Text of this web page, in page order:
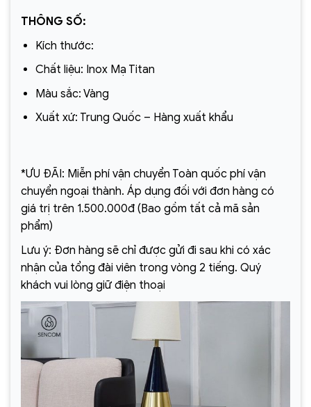
THÔNG SỐ:
Kích thước:
Chất liệu: Inox Mạ Titan
Màu sắc: Vàng
Xuất xứ: Trung Quốc – Hàng xuất khẩu
*ƯU ĐÃI: Miễn phí vận chuyển Toàn quốc phí vận
chuyển ngoại thành. Áp dụng đối với đơn hàng có
giá trị trên 1.500.000đ (Bao gồm tất cả mã sản
phẩm)
Lưu ý: Đơn hàng sẽ chỉ được gửi đi sau khi có xác
nhận của tổng đài viên trong vòng 2 tiếng. Quý
khách vui lòng giữ điện thoại